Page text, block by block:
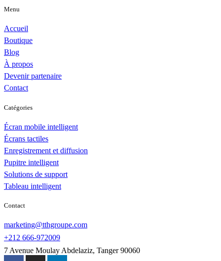
Menu
Accueil
Boutique
Blog
À propos
Devenir partenaire
Contact
Catégories
Écran mobile intelligent
Écrans tactiles
Enregistrement et diffusion
Pupitre intelligent
Solutions de support
Tableau intelligent
Contact
marketing@tthgroupe.com
+212 666-972009
7 Avenue Moulay Abdelaziz, Tanger 90060